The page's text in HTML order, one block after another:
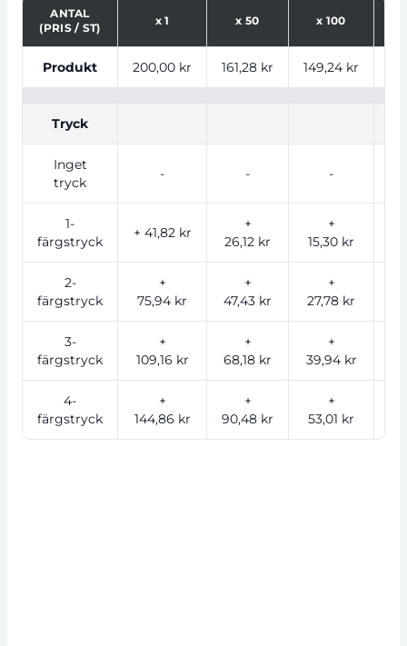
ANTAL
(PRIS / ST)
x1 x 50 x 100
Produkt 200,00 kr 161,28 kr 149,24 kr
Tryck
Inget
tryck
- - -
1-
färgstryck
+ 41,82 kr
+
26,12 kr
+
15,30 kr
2-
färgstryck
+
75,94 kr
+
47,43 kr
+
27,78 kr
3-
färgstryck
+
109,16 kr
+
68,18 kr
+
39,94 kr
4-
färgstryck
+
144,86 kr
+
90,48 kr
+
53,01 kr